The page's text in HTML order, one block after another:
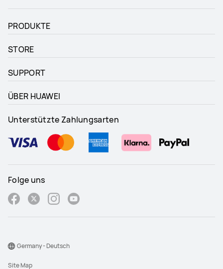
PRODUKTE
STORE
SUPPORT
ÜBER HUAWEI
Unterstützte Zahlungsarten
Folge uns
Site Map
Germany - Deutsch